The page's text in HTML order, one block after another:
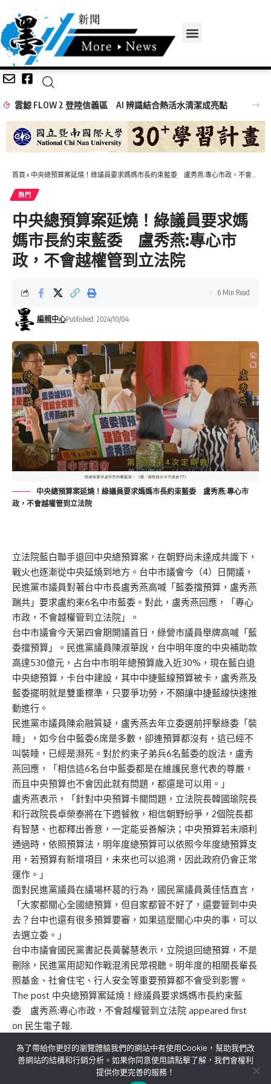
雲鯨 FLOW 2 登陸信義區 AI 辨識結合熱活水清潔成亮點
首頁 » 中央總預算案延燒！綠議員要求媽媽市長約束藍委 盧秀燕:專心市政，不會越權管到立法院
熱門
中央總預算案延燒！綠議員要求媽
媽市長約束藍委 盧秀燕:專心市
政，不會越權管到立法院
編輯中心Published: 2024/10/04
6 Min Read
中央總預算案延燒！綠議員要求媽媽市長約束藍委 盧秀燕:專心市
政，不會越權管到立法院
立法院藍白聯手退回中央總預算案，在朝野尚未達成共識下，
戰火也逐漸從中央延燒到地方。台中市議會今（4）日開議，
民進黨市議員對著台中市長盧秀燕高喊「藍委擋預算，盧秀燕
踹共」要求盧約束6名中市藍委。對此，盧秀燕回應，「專心
市政，不會越權管到立法院」。
台中市議會今天第四會期開議首日，綠營市議員舉牌高喊「藍
委擋預算」。民進黨議員陳淑華說，台中明年度的中央補助款
高達530億元，占台中市明年總預算歲入近30%，現在藍白退
中央總預算，卡台中建設，其中中捷藍線預算被卡，盧秀燕及
藍委擺明就是雙重標準，只要爭功勞，不願讓中捷藍線快速推
動進行。
民進黨市議員陳俞融質疑，盧秀燕去年立委選前抨擊綠委「裝
睡」，如今台中藍委6席是多數，卻連預算都沒有，這已經不
叫裝睡，已經是瀕死。對於約束子弟兵6名藍委的說法，盧秀
燕回應，「相信這6名台中藍委都是在維護民意代表的尊嚴，
而且中央預算也不會因此就有問題，都還是可以用。」
盧秀燕表示，「針對中央預算卡關問題，立法院長韓國瑜院長
和行政院長卓榮泰將在下週餐敘，相信朝野紛爭，2個院長都
有智慧、也都釋出善意，一定能妥善解決；中央預算若未順利
通過時，依照預算法，明年度總預算可以依照今年度總預算支
用，若預算有新增項目，未來也可以追溯，因此政府仍會正常
運作。」
面對民進黨議員在議場杯葛的行為，國民黨議員黃佳恬直言，
「大家都關心全國總預算，但自家都管不好了，還要管到中央
去？台中也還有很多預算要審，如果這麼關心中央的事，可以
去選立委。」
台中市議會國民黨書記長黃馨慧表示，立院退回總預算，不是
刪除，民進黨用認知作戰混淆民眾視聽。明年度的相關長輩長
照基金、社會住宅、行人安全等重要預算都不會受到影響。
The post 中央總預算案延燒！綠議員要求媽媽市長約束藍
委 盧秀燕:專心市政，不會越權管到立法院 appeared first
on 民生電子報.
關於我們 隱私權政策 聯絡我們
為了帶給你更好的瀏覽體驗我們的網站中有使用Cookie，幫助我們改
善網站的結構和行銷分析。如果你同意使用請點擊了解，我們會權利
提供你更完善的服務！